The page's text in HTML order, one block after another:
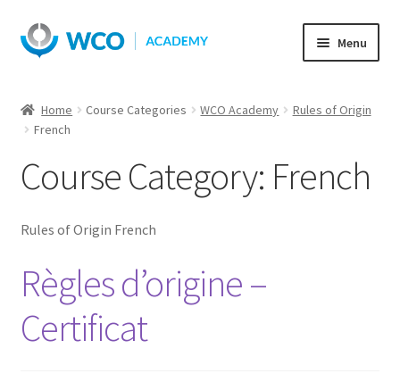
Skip
to
Skip
to
Menu
Home Course Categories WCO Academy
Rules of Origin
French
Course Category: French
Rules of Origin French
Règles d’origine –
Certificat